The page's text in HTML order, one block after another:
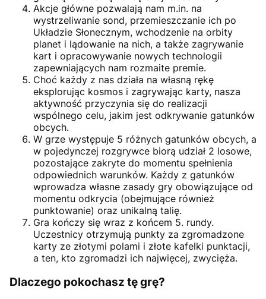
Akcje główne pozwalają nam m.in. na
wystrzeliwanie sond, przemieszczanie ich po
Układzie Słonecznym, wchodzenie na orbity
planet i lądowanie na nich, a także zagrywanie
kart i opracowywanie nowych technologii
zapewniających nam rozmaite premie.
Choć każdy z nas działa na własną rękę
eksplorując kosmos i zagrywając karty, nasza
aktywność przyczynia się do realizacji
wspólnego celu, jakim jest odkrywanie gatunków
obcych.
W grze występuje 5 różnych gatunków obcych, a
w pojedynczej rozgrywce biorą udział 2 losowe,
pozostające zakryte do momentu spełnienia
odpowiednich warunków. Każdy z gatunków
wprowadza własne zasady gry obowiązujące od
momentu odkrycia (obejmujące również
punktowanie) oraz unikalną talię.
Gra kończy się wraz z końcem 5. rundy.
Uczestnicy otrzymują punkty za zgromadzone
karty ze złotymi polami i złote kafelki punktacji,
a ten, kto zgromadzi ich najwięcej, zwycięża.
Dlaczego pokochasz tę grę?